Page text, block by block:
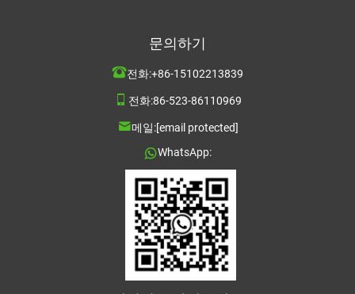
문의하기
전화:+86-15102213839
전화:86-523-86110969
메일:[email protected]
WhatsApp: